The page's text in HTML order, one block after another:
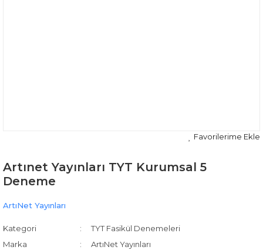
Artınet Yayınları TYT Kurumsal 5
Deneme
ArtıNet Yayınları
Kategori
TYT Fasikül Denemeleri
Marka
ArtıNet Yayınları